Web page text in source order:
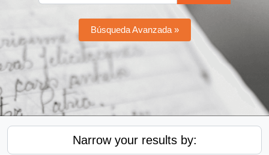
Búsqueda Avanzada »
Narrow your results by: